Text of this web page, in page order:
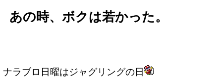
あの時、ボクは若かった。
ナラブロ日曜はジャグリングの日